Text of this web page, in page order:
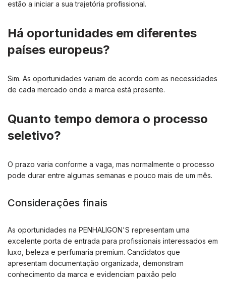
estão a iniciar a sua trajetória profissional.
Há oportunidades em diferentes
países europeus?
Sim. As oportunidades variam de acordo com as necessidades
de cada mercado onde a marca está presente.
Quanto tempo demora o processo
seletivo?
O prazo varia conforme a vaga, mas normalmente o processo
pode durar entre algumas semanas e pouco mais de um mês.
Considerações finais
As oportunidades na PENHALIGON'S representam uma
excelente porta de entrada para profissionais interessados em
luxo, beleza e perfumaria premium. Candidatos que
apresentam documentação organizada, demonstram
conhecimento da marca e evidenciam paixão pelo